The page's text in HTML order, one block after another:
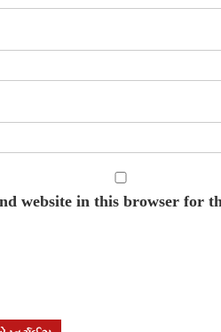
website in this browser for